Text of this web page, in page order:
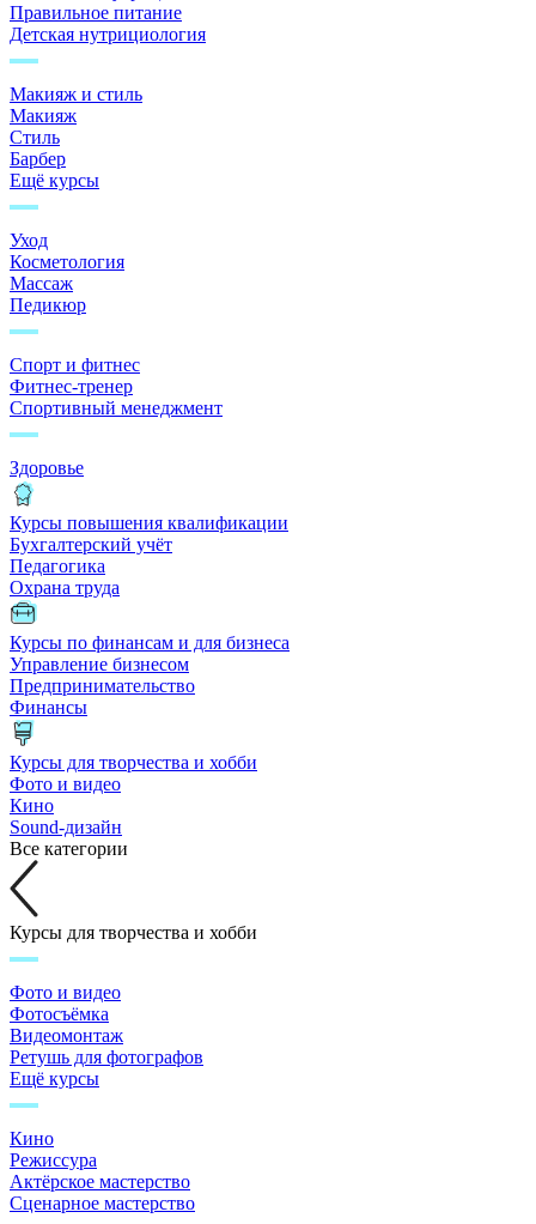
Правильное питание
Детская нутрициология
Макияж и стиль
Макияж
Стиль
Барбер
Ещё курсы
Уход
Косметология
Массаж
Педикюр
Спорт и фитнес
Фитнес-тренер
Спортивный менеджмент
Здоровье
Курсы повышения квалификации
Бухгалтерский учёт
Педагогика
Охрана труда
Курсы по финансам и для бизнеса
Управление бизнесом
Предпринимательство
Финансы
Курсы для творчества и хобби
Фото и видео
Кино
Sound-дизайн
Все категории
Курсы для творчества и хобби
Фото и видео
Фотосъёмка
Видеомонтаж
Ретушь для фотографов
Ещё курсы
Кино
Режиссура
Актёрское мастерство
Сценарное мастерство